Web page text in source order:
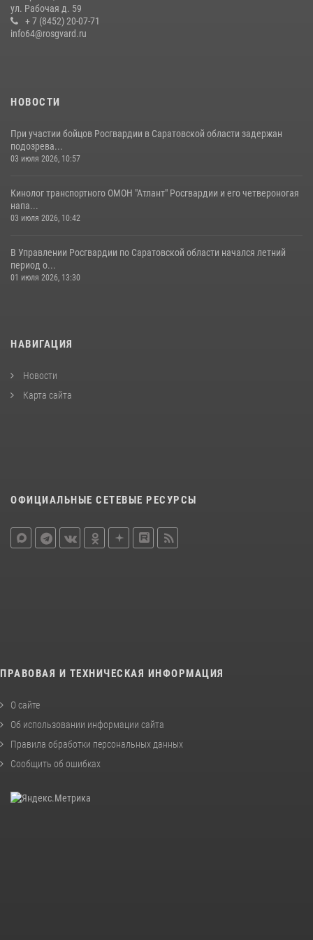
28 июля 2026, 13:25
05 августа 2026, 12:55
ул. Рабочая д. 59
+ 7 (8452) 20-07-71
info64@rosgvard.ru
НОВОСТИ
При участии бойцов Росгвардии в Саратовской области задержан
подозрева...
03 июля 2026, 10:57
Кинолог транспортного ОМОН "Атлант" Росгвардии и его четвероногая
напа...
03 июля 2026, 10:42
В Управлении Росгвардии по Саратовской области начался летний
период о...
01 июля 2026, 13:30
НАВИГАЦИЯ
Новости
Карта сайта
ОФИЦИАЛЬНЫЕ СЕТЕВЫЕ РЕСУРСЫ
ПРАВОВАЯ И ТЕХНИЧЕСКАЯ ИНФОРМАЦИЯ
О сайте
Об использовании информации сайта
Правила обработки персональных данных
Сообщить об ошибках